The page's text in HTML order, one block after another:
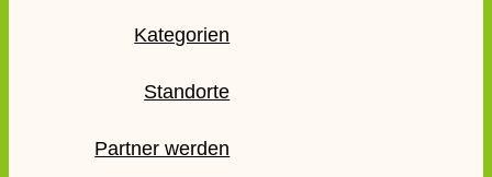
Kategorien
Standorte
Partner werden